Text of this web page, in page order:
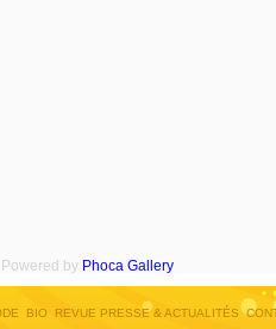
Powered by Phoca Gallery
BIO REVUE PRESSE & ACTUALITÉS